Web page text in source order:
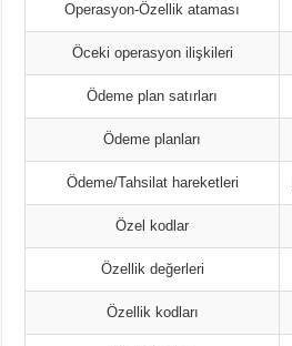
Operasyon-Özellik ataması
Öceki operasyon ilişkileri
Ödeme plan satırları
Ödeme planları
Ödeme/Tahsilat hareketleri
Özel kodlar
Özellik değerleri
Özellik kodları